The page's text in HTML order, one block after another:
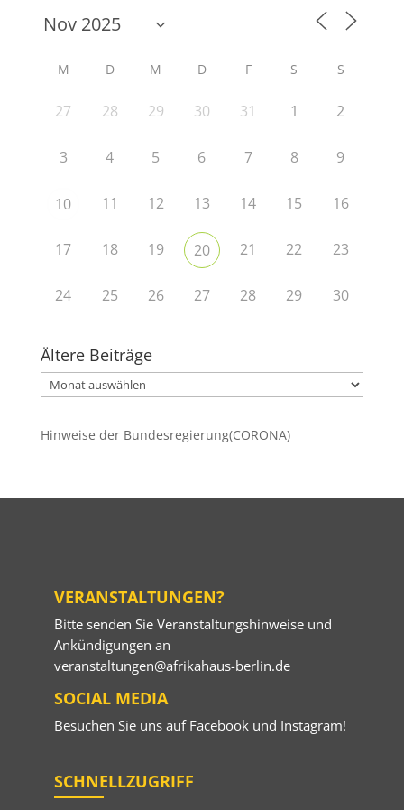
M D M D F S S
27 28 29 30 31 1 2
3 4 5 6 7 8 9
10 11 12 13 14 15 16
17 18 19 20 21 22 23
24 25 26 27 28 29 30
Ältere Beiträge
Ältere
Beiträge
Hinweise der Bundesregierung(CORONA)
VERANSTALTUNGEN?
Bitte senden Sie Veranstaltungshinweise und
Ankündigungen an
veranstaltungen@afrikahaus-berlin.de
SOCIAL MEDIA
Besuchen Sie uns auf Facebookund Instagram!
SCHNELLZUGRIFF